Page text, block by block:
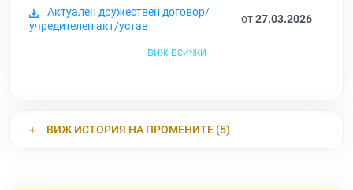
Актуален дружествен договор/
учредителен акт/устав
от27.03.2026
виж всички
ВИЖ ИСТОРИЯ НА ПРОМЕНИТЕ (5)